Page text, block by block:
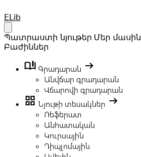
Your Company
ELib
Պատրաստի նյութեր Մեր մասին
Բաժիններ
book_ribbon Գրադարան arrow_right_alt
Անվճար գրադարան
Վճարովի գրադարան
grid_view Նյութի տեսակներ arrow_right_alt
Ռեֆերատ
Անհատական
Կուրսային
Դիպլոմային